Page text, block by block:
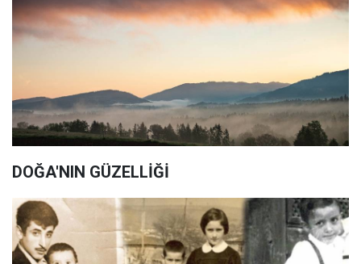
DOĞA'NIN GÜZELLİĞİ